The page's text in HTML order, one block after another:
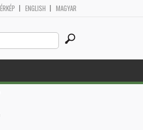
ENGLISH MAGYAR
Search
this
site